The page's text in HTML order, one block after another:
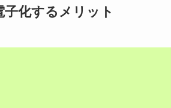
化するメリット